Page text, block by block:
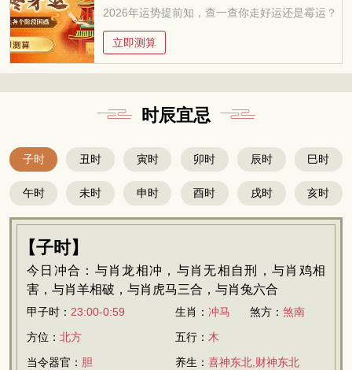
2026年运势提前知，查一查你走好运还是霉运？
立即测算
时辰宜忌
子时 丑时 寅时 卯时 辰时 巳时
午时 未时 申时 酉时 戌时 亥时
【子时】
今日冲合：与肖龙相冲，与肖无相自刑，与肖鸡相
害，与肖羊相破，与肖虎马三合，与肖兔六合
甲子时： 23:00-0:59 生肖： 冲马 煞方： 煞南
方位： 北方 五行： 木
当令器官： 胆 养生： 喜神东北,财神东北